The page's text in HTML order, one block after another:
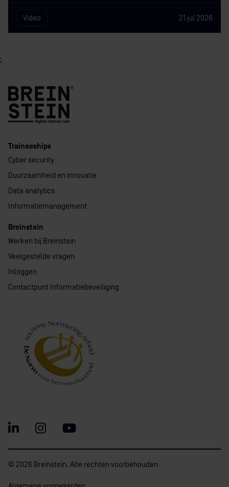
Video 21 jul 2026
;
Traineeships
Cyber security
Duurzaamheid en innovatie
Data analytics
Informatiemanagement
Breinstein
Werken bij Breinstein
Veelgestelde vragen
Inloggen
Contactpunt Informatiebeveiliging
© 2026 Breinstein. Alle rechten voorbehouden